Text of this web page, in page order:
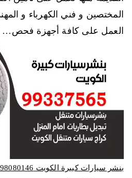
المختصين و فني الكهرباء و
العمل على كافة أجهزة فحص…
بنشر سيارات كبيرة الكويت 98080146‬ بنشر متنقل معدات ثقيلة